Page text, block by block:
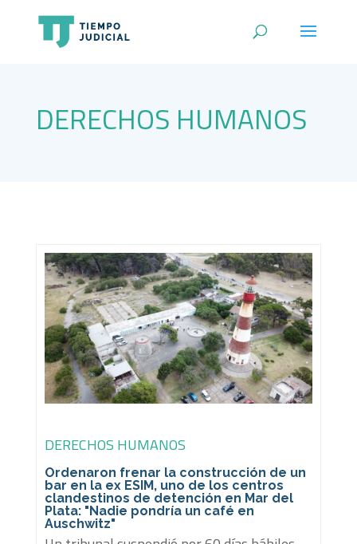
DERECHOS HUMANOS
DERECHOS HUMANOS
Ordenaron frenar la construcción de un
bar en la ex ESIM, uno de los centros
clandestinos de detención en Mar del
Plata: "Nadie pondría un café en
Auschwitz"